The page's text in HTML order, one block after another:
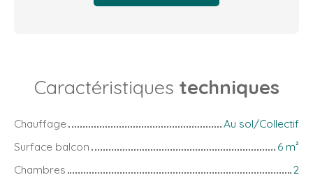
Caractéristiques techniques
Chauffage
Au sol/Collectif
Surface balcon
6 m²
Chambres
2